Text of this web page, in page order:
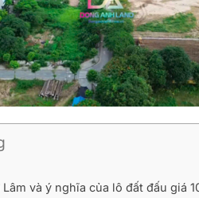
và ý nghĩa của lô đất đấu giá